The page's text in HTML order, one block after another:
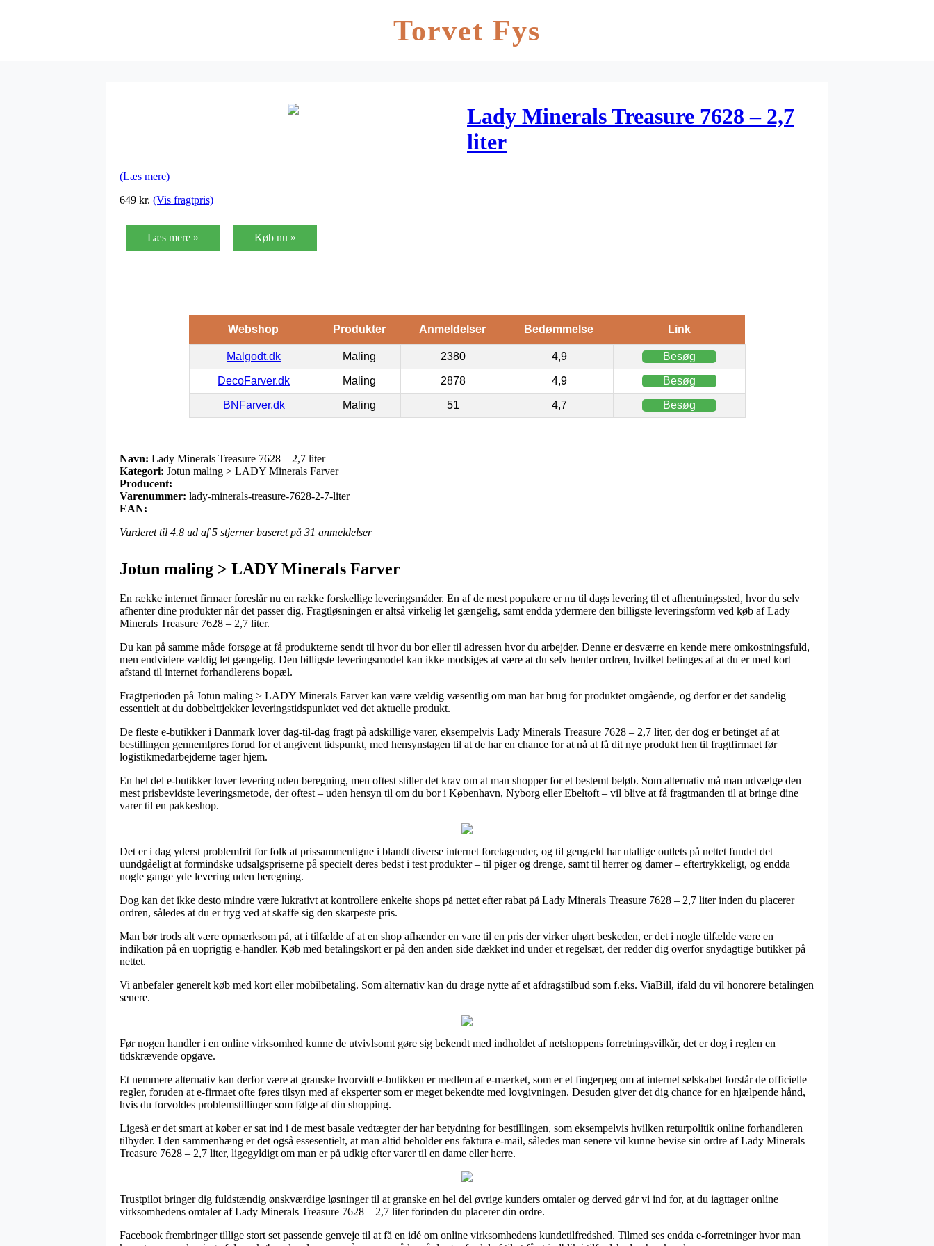
Torvet Fys
Lady Minerals Treasure 7628 – 2,7
liter
(Læs mere)
649 kr. (Vis fragtpris)
Læs mere » Køb nu »
Webshop Produkter Anmeldelser Bedømmelse Link
Malgodt.dk Maling 2380 4,9 Besøg
DecoFarver.dk Maling 2878 4,9 Besøg
BNFarver.dk Maling 51 4,7 Besøg
Navn: Lady Minerals Treasure 7628 – 2,7 liter
Kategori: Jotun maling > LADY Minerals Farver
Producent:
Varenummer: lady-minerals-treasure-7628-2-7-liter
EAN:
Vurderet til 4.8 ud af 5 stjerner baseret på 31 anmeldelser
Jotun maling > LADY Minerals Farver
En række internet firmaer foreslår nu en række forskellige leveringsmåder. En af de mest populære er nu til dags levering til et afhentningssted, hvor du selv
afhenter dine produkter når det passer dig. Fragtløsningen er altså virkelig let gængelig, samt endda ydermere den billigste leveringsform ved køb af Lady
Minerals Treasure 7628 – 2,7 liter.
Du kan på samme måde forsøge at få produkterne sendt til hvor du bor eller til adressen hvor du arbejder. Denne er desværre en kende mere omkostningsfuld,
men endvidere vældig let gængelig. Den billigste leveringsmodel kan ikke modsiges at være at du selv henter ordren, hvilket betinges af at du er med kort
afstand til internet forhandlerens bopæl.
Fragtperioden på Jotun maling > LADY Minerals Farver kan være vældig væsentlig om man har brug for produktet omgående, og derfor er det sandelig
essentielt at du dobbelttjekker leveringstidspunktet ved det aktuelle produkt.
De fleste e-butikker i Danmark lover dag-til-dag fragt på adskillige varer, eksempelvis Lady Minerals Treasure 7628 – 2,7 liter, der dog er betinget af at
bestillingen gennemføres forud for et angivent tidspunkt, med hensynstagen til at de har en chance for at nå at få dit nye produkt hen til fragtfirmaet før
logistikmedarbejderne tager hjem.
En hel del e-butikker lover levering uden beregning, men oftest stiller det krav om at man shopper for et bestemt beløb. Som alternativ må man udvælge den
mest prisbevidste leveringsmetode, der oftest – uden hensyn til om du bor i København, Nyborg eller Ebeltoft – vil blive at få fragtmanden til at bringe dine
varer til en pakkeshop.
Det er i dag yderst problemfrit for folk at prissammenligne i blandt diverse internet foretagender, og til gengæld har utallige outlets på nettet fundet det
uundgåeligt at formindske udsalgspriserne på specielt deres bedst i test produkter – til piger og drenge, samt til herrer og damer – eftertrykkeligt, og endda
nogle gange yde levering uden beregning.
Dog kan det ikke desto mindre være lukrativt at kontrollere enkelte shops på nettet efter rabat på Lady Minerals Treasure 7628 – 2,7 liter inden du placerer
ordren, således at du er tryg ved at skaffe sig den skarpeste pris.
Man bør trods alt være opmærksom på, at i tilfælde af at en shop afhænder en vare til en pris der virker uhørt beskeden, er det i nogle tilfælde være en
indikation på en uoprigtig e-handler. Køb med betalingskort er på den anden side dækket ind under et regelsæt, der redder dig overfor snydagtige butikker på
nettet.
Vi anbefaler generelt køb med kort eller mobilbetaling. Som alternativ kan du drage nytte af et afdragstilbud som f.eks. ViaBill, ifald du vil honorere betalingen
senere.
Før nogen handler i en online virksomhed kunne de utvivlsomt gøre sig bekendt med indholdet af netshoppens forretningsvilkår, det er dog i reglen en
tidskrævende opgave.
Et nemmere alternativ kan derfor være at granske hvorvidt e-butikken er medlem af e-mærket, som er et fingerpeg om at internet selskabet forstår de officielle
regler, foruden at e-firmaet ofte føres tilsyn med af eksperter som er meget bekendte med lovgivningen. Desuden giver det dig chance for en hjælpende hånd,
hvis du forvoldes problemstillinger som følge af din shopping.
Ligeså er det smart at køber er sat ind i de mest basale vedtægter der har betydning for bestillingen, som eksempelvis hvilken returpolitik online forhandleren
tilbyder. I den sammenhæng er det også essesentielt, at man altid beholder ens faktura e-mail, således man senere vil kunne bevise sin ordre af Lady Minerals
Treasure 7628 – 2,7 liter, ligegyldigt om man er på udkig efter varer til en dame eller herre.
Trustpilot bringer dig fuldstændig ønskværdige løsninger til at granske en hel del øvrige kunders omtaler og derved går vi ind for, at du iagttager online
virksomhedens omtaler af Lady Minerals Treasure 7628 – 2,7 liter forinden du placerer din ordre.
Facebook frembringer tillige stort set passende genveje til at få en idé om online virksomhedens kundetilfredshed. Tilmed ses endda e-forretninger hvor man